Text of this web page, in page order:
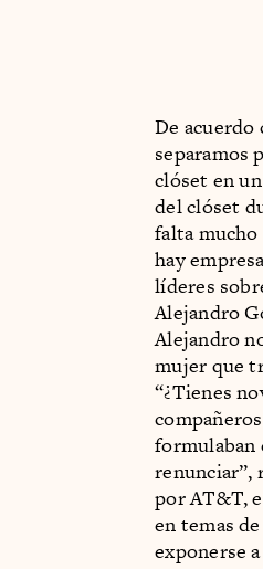
De acuerdo
separamos
clóset en
del clóset
falta
hay
líderes
Alejandro
Alejandro
mujer que
“¿Tienes
formulaban
renunciar”,
por AT&T,
en temas
exponerse